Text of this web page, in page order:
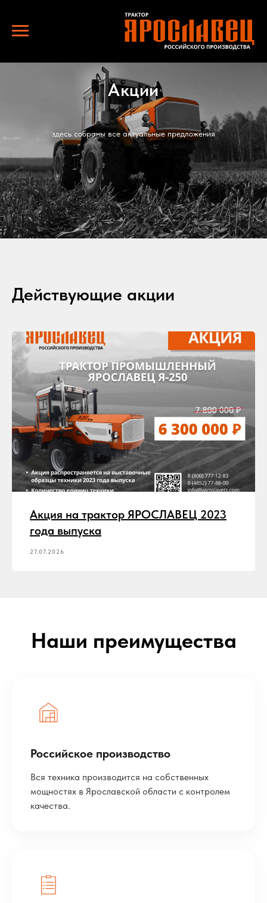
Акции
здесь собраны все актуальные предложения
Действующие акции
Акция на трактор ЯРОСЛАВЕЦ 2023
года выпуска
27.07.2026
Наши преимущества
Российское производство
Вся техника производится на собственных
мощностях в Ярославской области с контролем
качества.